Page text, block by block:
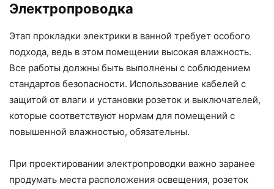
Электропроводка
Этап прокладки электрики в ванной требует особого
подхода, ведь в этом помещении высокая влажность.
Все работы должны быть выполнены с соблюдением
стандартов безопасности. Использование кабелей с
защитой от влаги и установки розеток и выключателей,
которые соответствуют нормам для помещений с
повышенной влажностью, обязательны.
При проектировании электропроводки важно заранее
продумать места расположения освещения, розеток